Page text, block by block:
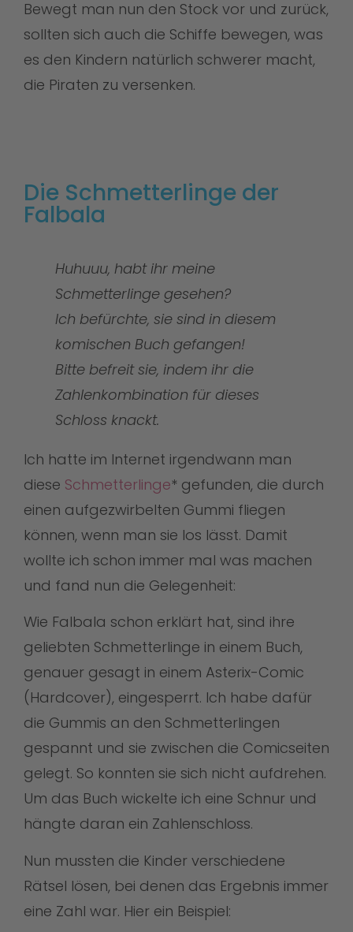
Bewegt man nun den Stock vor und zurück,
sollten sich auch die Schiffe bewegen, was
es den Kindern natürlich schwerer macht,
die Piraten zu versenken.
Die Schmetterlinge der
Falbala
Huhuuu, habt ihr meine
Schmetterlinge gesehen?
Ich befürchte, sie sind in diesem
komischen Buch gefangen!
Bitte befreit sie, indem ihr die
Zahlenkombination für dieses
Schloss knackt.
Ich hatte im Internet irgendwann man
diese Schmetterlinge* gefunden, die durch
einen aufgezwirbelten Gummi fliegen
können, wenn man sie los lässt. Damit
wollte ich schon immer mal was machen
und fand nun die Gelegenheit:
Wie Falbala schon erklärt hat, sind ihre
geliebten Schmetterlinge in einem Buch,
genauer gesagt in einem Asterix-Comic
(Hardcover), eingesperrt. Ich habe dafür
die Gummis an den Schmetterlingen
gespannt und sie zwischen die Comicseiten
gelegt. So konnten sie sich nicht aufdrehen.
Um das Buch wickelte ich eine Schnur und
hängte daran ein Zahlenschloss.
Nun mussten die Kinder verschiedene
Rätsel lösen, bei denen das Ergebnis immer
eine Zahl war. Hier ein Beispiel: